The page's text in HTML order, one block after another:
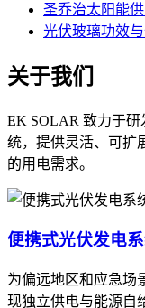
圣乔治太阳能
光伏玻璃功效
关于我们
EK SOLAR 致力于
统，提供灵活、可扩
的用电需求。
便携式光伏发电
为偏远地区和应急场
现独立供电与能源自